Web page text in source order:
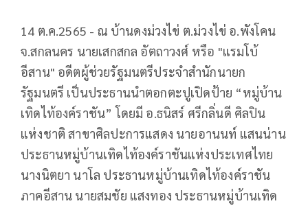
14 ต.ค.2565 - ณ บ้านดงม่วงไข่ ต.ม่วงไข่ อ.พังโคน
จ.สกลนคร นายเสกสกล อัตถาวงศ์ หรือ "แรมโบ้
อีสาน" อดีตผู้ช่วยรัฐมนตรีประจำสำนักนายก
รัฐมนตรี เป็นประธานนำตอกตะปูเปิดป้าย “หมู่บ้าน
เทิดไท้องค์ราชัน” โดยมี อ.ธนิสร์ ศรีกลิ่นดี ศิลปิน
แห่งชาติ สาขาศิลปะการแสดง นายอานนท์ แสนน่าน
ประธานหมู่บ้านเทิดไท้องค์ราชันแห่งประเทศไทย
นางนิตยา นาโล ประธานหมู่บ้านเทิดไท้องค์ราชัน
ภาคอีสาน นายสมชัย แสงทอง ประธานหมู่บ้านเทิด